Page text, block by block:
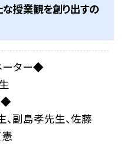
な授業観を創り出すの
ーター◆
◆
副島孝先生、佐藤